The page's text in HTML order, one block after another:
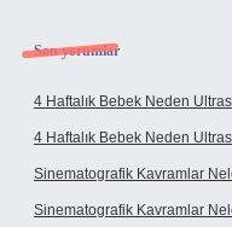
Son yorumlar
4 Haftalık Bebek Neden
4 Haftalık Bebek Neden
Sinematografik Kavramlar
Sinematografik Kavramlar